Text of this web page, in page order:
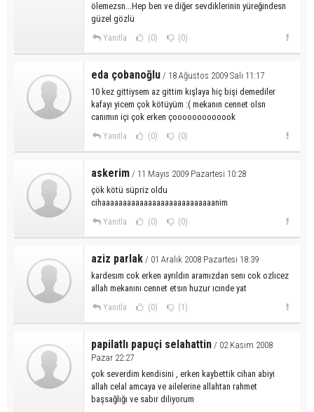
ölemezsn...Hep ben ve diğer sevdiklerinin yüreğindesn
güzel gözlü
Yanıtla (0) (0)
eda çobanoğlu / 18 Ağustos 2009 Salı 11:17
10 kez gittiysem az gittim kışlaya hiç bişi demediler
kafayı yicem çok kötüyüm :( mekanın cennet olsn
canımın içi çok erken çooooooooooook
Yanıtla (0) (0)
askerim / 11 Mayıs 2009 Pazartesi 10:28
çök kötü süpriz oldu
cihaaaaaaaaaaaaaaaaaaaaaaaaaaanim
Yanıtla (0) (0)
aziz parlak / 01 Aralık 2008 Pazartesi 18:39
kardesım cok erken ayrıldın aramızdan senı cok ozlıcez
allah mekanını cennet etsın huzur ıcınde yat
Yanıtla (0) (1)
papilatlı papuçi selahattin / 02 Kasım 2008
Pazar 22:27
çok severdim kendisini , erken kaybettik cihan abiyi
allah celal amcaya ve ailelerine allahtan rahmet
başsağlığı ve sabır diliyorum